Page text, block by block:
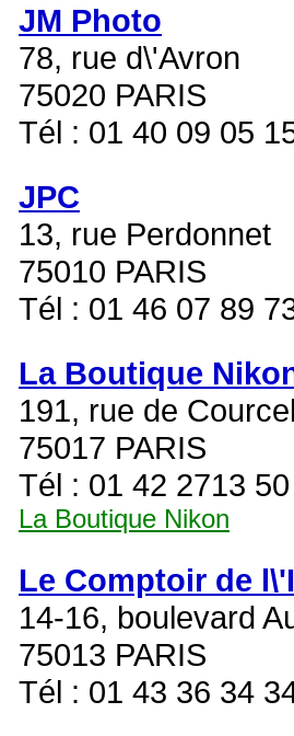
JM Photo
78, rue d\'Avron
75020 PARIS
Tél : 01 40 09 05
JPC
13, rue Perdonnet
75010 PARIS
Tél : 01 46 07 89
La Boutique
191, rue de
75017 PARIS
Tél : 01 42 2713 50
La Boutique Nikon
Le Comptoir de
14-16, boulevard
75013 PARIS
Tél : 01 43 36 34